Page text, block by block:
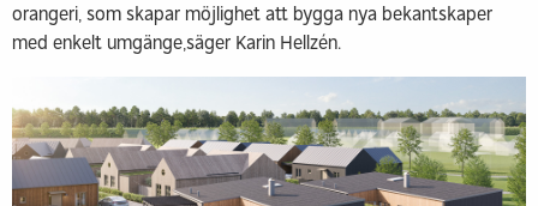
orangeri, som skapar möjlighet att bygga nya bekantskaper
med enkelt umgänge,säger Karin Hellzén.